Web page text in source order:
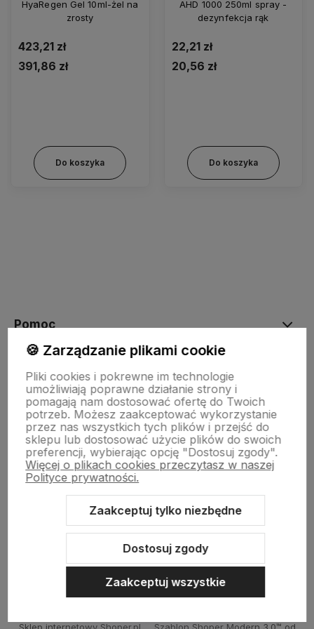
HyaRegen Gel 10ml-żel na
zrosty
423,21 zł
391,86 zł
Do koszyka
AHD 1000 250ml spray -
dezynfekcja rąk
22,21 zł
20,56 zł
Do koszyka
Pomoc
Moje konto
Płatności i dostawa
Informacje
🍪 Zarządzanie plikami cookie
Pliki cookies i pokrewne im technologie
umożliwiają poprawne działanie strony i
pomagają nam dostosować ofertę do Twoich
potrzeb. Możesz zaakceptować wykorzystanie
przez nas wszystkich tych plików i przejść do
sklepu lub dostosować użycie plików do swoich
preferencji, wybierając opcję "Dostosuj zgody".
Więcej o plikach cookies przeczytasz w naszej
Polityce prywatności.
Zaakceptuj tylko niezbędne
Dostosuj zgody
Zaakceptuj wszystkie